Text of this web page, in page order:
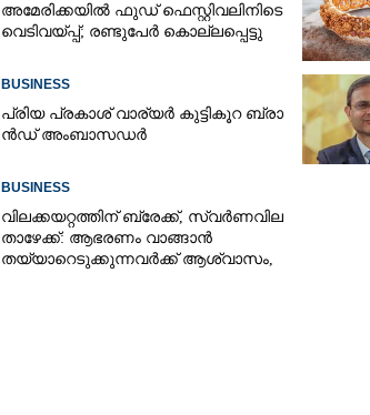
അമേരിക്കയിൽ ഫുഡ് ഫെസ്റ്റിവലിനിടെ
വെടിവയ്‌പ്പ്; രണ്ടുപേർ കൊല്ലപ്പെട്ടു
BUSINESS
പ്രി​യ​ ​പ്ര​കാ​ശ് ​വാ​ര്യർ കു​ട്ടി​കൂ​റ​ ​ ബ്രാ​
ൻ​ഡ് ​അം​ബാ​സ​ഡ​ർ
BUSINESS
വിലക്കയറ്റത്തിന് ബ്രേക്ക്, സ്വർണവില
താഴേക്ക്: ആഭരണം വാങ്ങാൻ
തയ്യാറെടുക്കുന്നവർക്ക് ആശ്വാസം,